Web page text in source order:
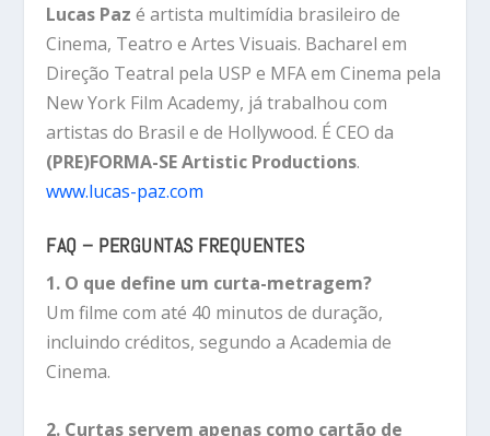
Lucas Paz é artista multimídia brasileiro de
Cinema, Teatro e Artes Visuais. Bacharel em
Direção Teatral pela USP e MFA em Cinema pela
New York Film Academy, já trabalhou com
artistas do Brasil e de Hollywood. É CEO da
(PRE)FORMA-SE Artistic Productions.
www.lucas-paz.com
FAQ – PERGUNTAS FREQUENTES
1. O que define um curta-metragem?
Um filme com até 40 minutos de duração,
incluindo créditos, segundo a Academia de
Cinema.
2. Curtas servem apenas como cartão de